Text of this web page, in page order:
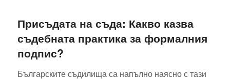
Присъдата на съда: Какво казва
съдебната практика за формалния
подпис?
Българските съдилища са напълно наясно с тази